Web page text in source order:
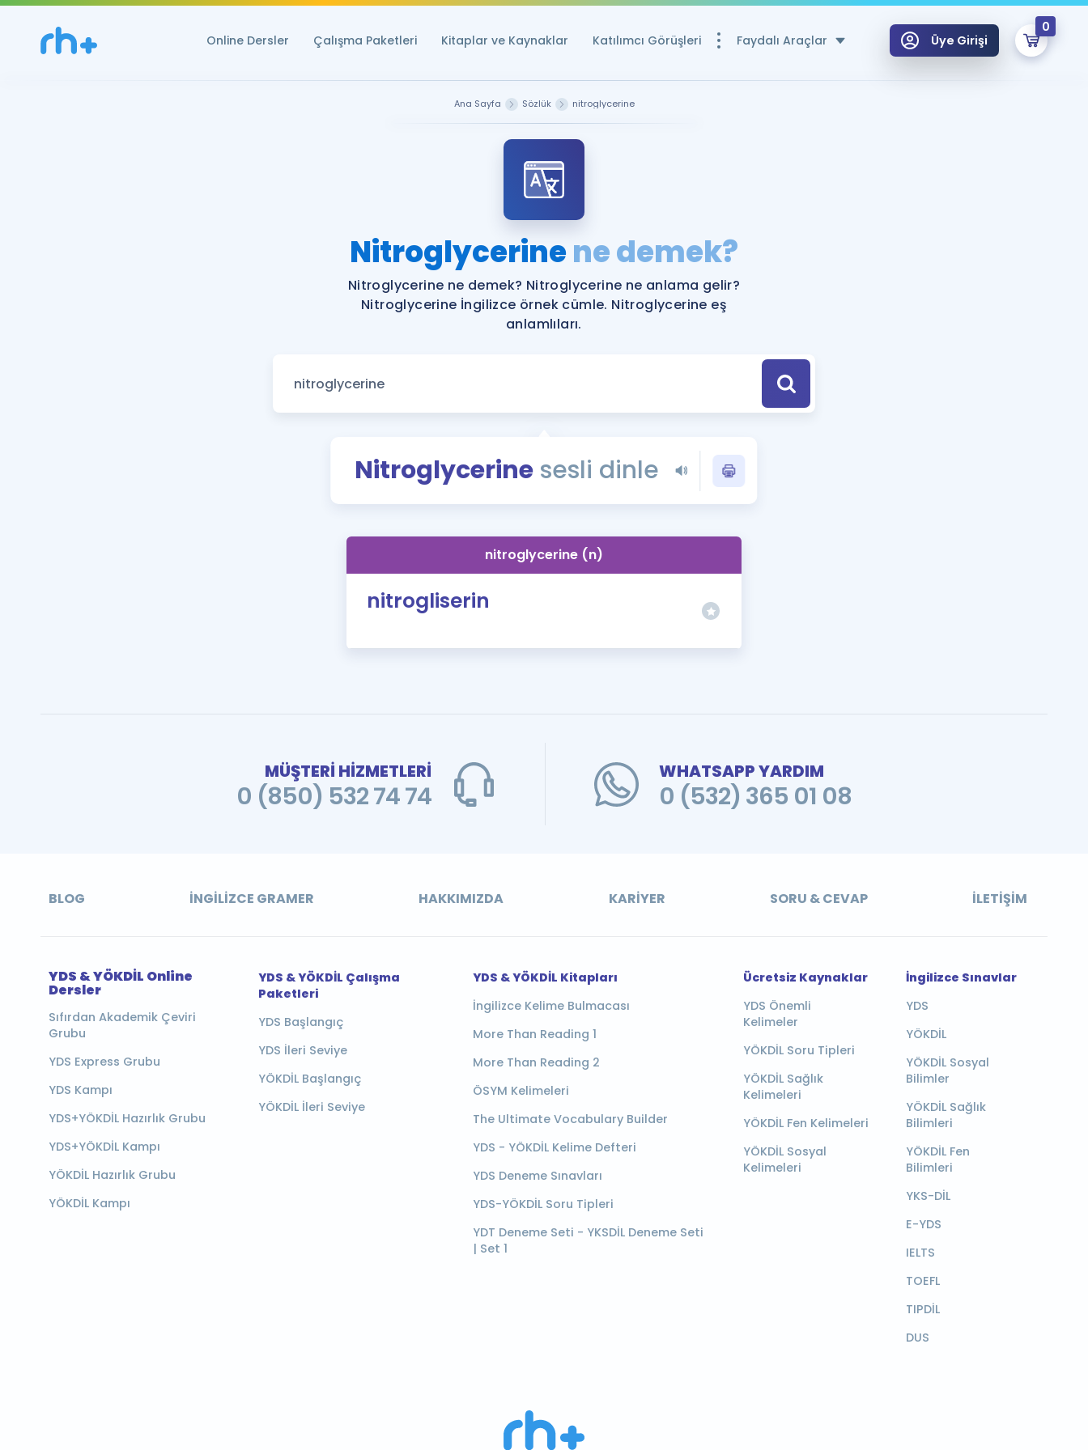
Online Dersler Çalışma Paketleri Kitaplar ve Kaynaklar Katılımcı Görüşleri Faydalı Araçlar
Ücretsiz Kaynaklar
YDS ve YÖKDİL Puan Hesaplama Aracı
YDS ve YÖKDİL'e Hazırlananlar için Öneriler
Eğitim ve Kitaplara Özel Fırsatlar
YDS - YÖKDİL Tüm Sınavlarla İlgili Haberler
İngilizce Gramer
İngilizce Gramer ve Konu Anlatımı
Üye Girişi
0
Remzi Hoca ile seni sınava hazırlayacak onlarca eğitim seni bekliyor!
Ana Sayfa Sözlük nitroglycerine
Nitroglycerinene demek?
Nitroglycerine ne demek? Nitroglycerine ne anlama gelir?
Nitroglycerine İngilizce örnek cümle. Nitroglycerine eş
anlamlıları.
Nitroglycerine sesli dinle
nitroglycerine (n)
nitrogliserin
MÜŞTERİ HİZMETLERİ
0 (850) 532 74 74
WHATSAPP YARDIM
0 (532) 365 01 08
BLOG İNGILIZCE GRAMER HAKKIMIZDA KARIYER SORU & CEVAP İLETIŞIM
YDS & YÖKDİL Online
Dersler
Sıfırdan Akademik Çeviri
Grubu
YDS Express Grubu
YDS Kampı
YDS+YÖKDİL Hazırlık Grubu
YDS+YÖKDİL Kampı
YÖKDİL Hazırlık Grubu
YÖKDİL Kampı
YDS & YÖKDİL Çalışma
Paketleri
YDS Başlangıç
YDS İleri Seviye
YÖKDİL Başlangıç
YÖKDİL İleri Seviye
YDS & YÖKDİL Kitapları
İngilizce Kelime Bulmacası
More Than Reading 1
More Than Reading 2
ÖSYM Kelimeleri
The Ultimate Vocabulary Builder
YDS - YÖKDİL Kelime Defteri
YDS Deneme Sınavları
YDS-YÖKDİL Soru Tipleri
YDT Deneme Seti - YKSDİL Deneme Seti
| Set 1
Ücretsiz Kaynaklar
YDS Önemli
Kelimeler
YÖKDİL Soru Tipleri
YÖKDİL Sağlık
Kelimeleri
YÖKDİL Fen Kelimeleri
YÖKDİL Sosyal
Kelimeleri
İngilizce Sınavlar
YDS
YÖKDİL
YÖKDİL Sosyal
Bilimler
YÖKDİL Sağlık
Bilimleri
YÖKDİL Fen
Bilimleri
YKS-DİL
E-YDS
IELTS
TOEFL
TIPDİL
DUS